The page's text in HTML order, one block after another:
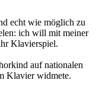
echt wie möglich zu
ich will mit meiner
Klavierspiel.
auf nationalen
Klavier widmete.